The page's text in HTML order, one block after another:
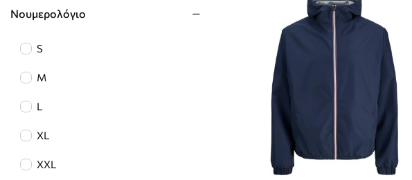
Νουμερολόγιο
S
M
L
XL
XXL